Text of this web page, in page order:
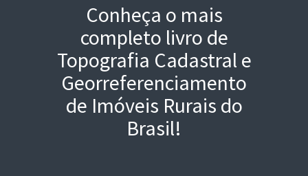
Conheça o mais
completo livro de
Topografia Cadastral e
Georreferenciamento
de Imóveis Rurais do
Brasil!